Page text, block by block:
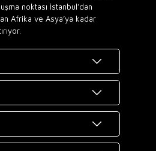
noktası İstanbul’dan
Afrika ve Asya’ya kadar